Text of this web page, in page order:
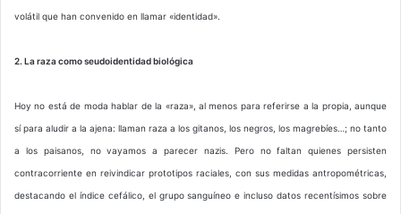
volátil que han convenido en llamar «identidad».
2. La raza como seudoidentidad biológica
Hoy no está de moda hablar de la «raza», al menos para referirse a la propia, aunque
sí para aludir a la ajena: llaman raza a los gitanos, los negros, los magrebíes…; no tanto
a los paisanos, no vayamos a parecer nazis. Pero no faltan quienes persisten
contracorriente en reivindicar prototipos raciales, con sus medidas antropométricas,
destacando el índice cefálico, el grupo sanguíneo e incluso datos recentísimos sobre